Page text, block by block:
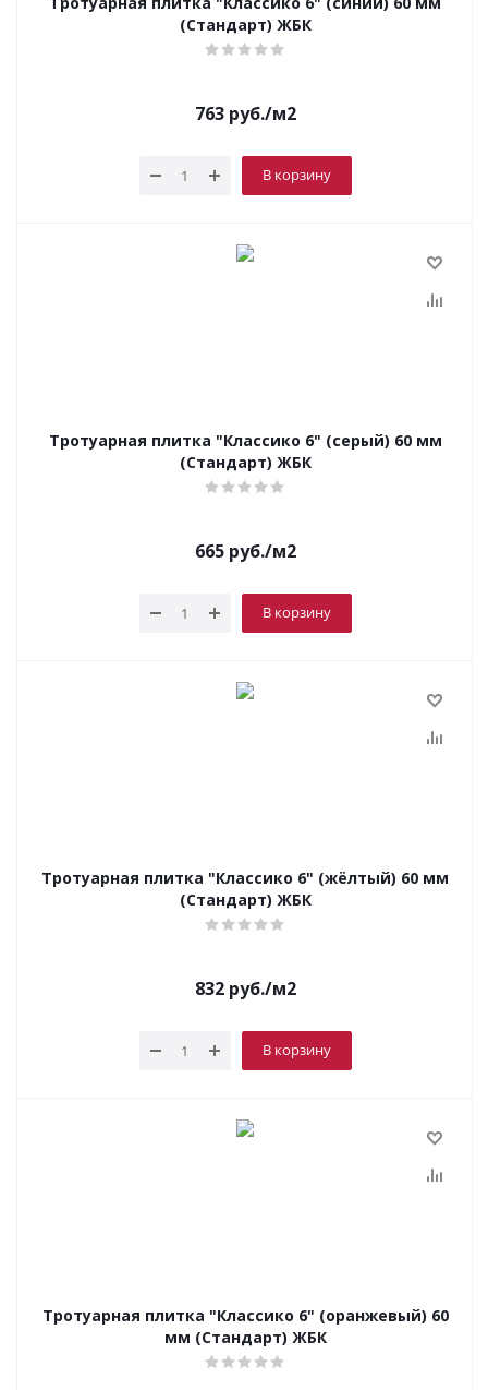
(Стандарт) ЖБК
763 руб./м2
В корзину
Тротуарная плитка "Классико 6" (серый) 60 мм
(Стандарт) ЖБК
665 руб./м2
В корзину
Тротуарная плитка "Классико 6" (жёлтый) 60 мм
(Стандарт) ЖБК
832 руб./м2
В корзину
Тротуарная плитка "Классико 6" (оранжевый) 60
мм (Стандарт) ЖБК